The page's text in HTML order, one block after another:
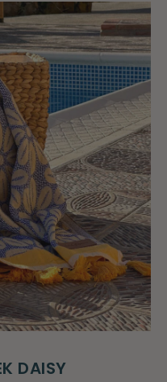
DAISY